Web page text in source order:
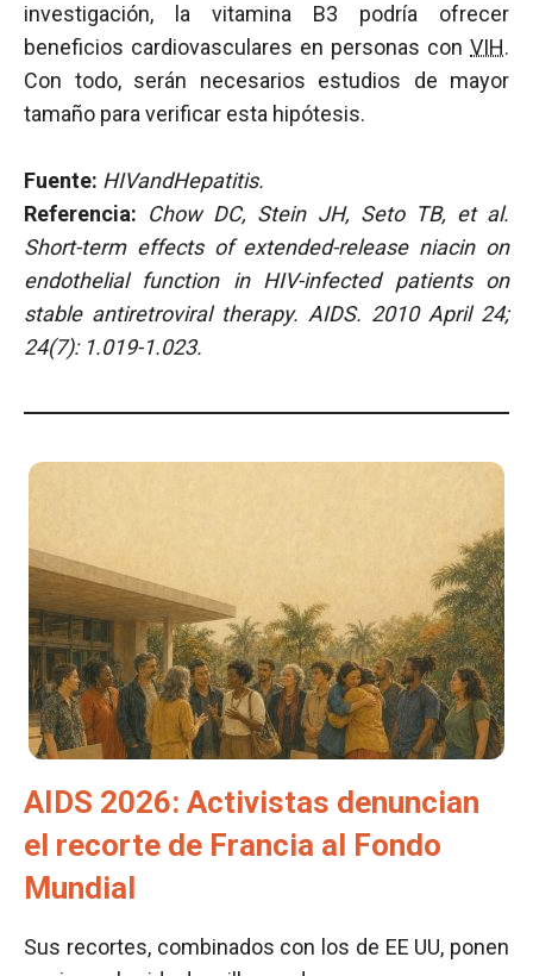
investigación, la vitamina B3 podría ofrecer
beneficios cardiovasculares en personas con VIH.
Con todo, serán necesarios estudios de mayor
tamaño para verificar esta hipótesis.
Fuente: HIVandHepatitis.
Referencia: Chow DC, Stein JH, Seto TB, et al.
Short-term effects of extended-release niacin on
endothelial function in HIV-infected patients on
stable antiretroviral therapy. AIDS. 2010 April 24;
24(7): 1.019-1.023.
AIDS 2026: Activistas denuncian
el recorte de Francia al Fondo
Mundial
Sus recortes, combinados con los de EE UU, ponen